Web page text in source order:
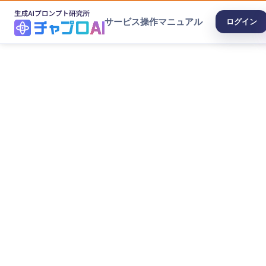
サービス操作マニュアル ログイン